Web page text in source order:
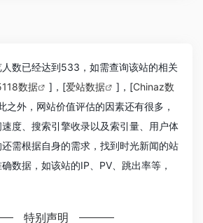
数已经达到533，如需查询该站的相关
数据 ]，[爱站数据 ]，[Chinaz数
之外，网站价值评估的因素还有很多，
度、搜索引擎收录以及索引量、用户体
需根据自身的需求，找到时光新闻的站
数据，如该站的IP、PV、跳出率等，
特别声明